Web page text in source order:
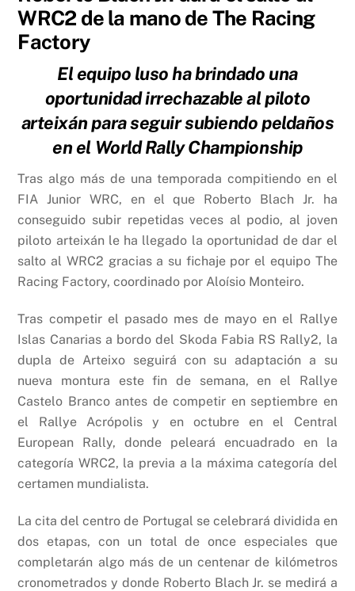
WRC2 de la mano de The Racing
Factory
El equipo luso ha brindado una
oportunidad irrechazable al piloto
arteixán para seguir subiendo peldaños
en el World Rally Championship
Tras algo más de una temporada compitiendo en el
FIA Junior WRC, en el que Roberto Blach Jr. ha
conseguido subir repetidas veces al podio, al joven
piloto arteixán le ha llegado la oportunidad de dar el
salto al WRC2 gracias a su fichaje por el equipo The
Racing Factory, coordinado por Aloísio Monteiro.
Tras competir el pasado mes de mayo en el Rallye
Islas Canarias a bordo del Skoda Fabia RS Rally2, la
dupla de Arteixo seguirá con su adaptación a su
nueva montura este fin de semana, en el Rallye
Castelo Branco antes de competir en septiembre en
el Rallye Acrópolis y en octubre en el Central
European Rally, donde peleará encuadrado en la
categoría WRC2, la previa a la máxima categoría del
certamen mundialista.
La cita del centro de Portugal se celebrará dividida en
dos etapas, con un total de once especiales que
completarán algo más de un centenar de kilómetros
cronometrados y donde Roberto Blach Jr. se medirá a